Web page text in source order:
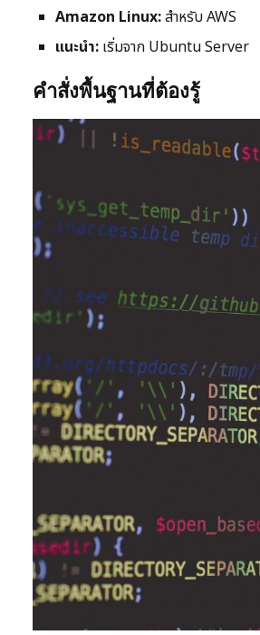
Amazon Linux:สำหรับ AWS
แนะนำ: เริ่มจาก Ubuntu Server
คำสั่งพื้นฐานที่ต้องรู้